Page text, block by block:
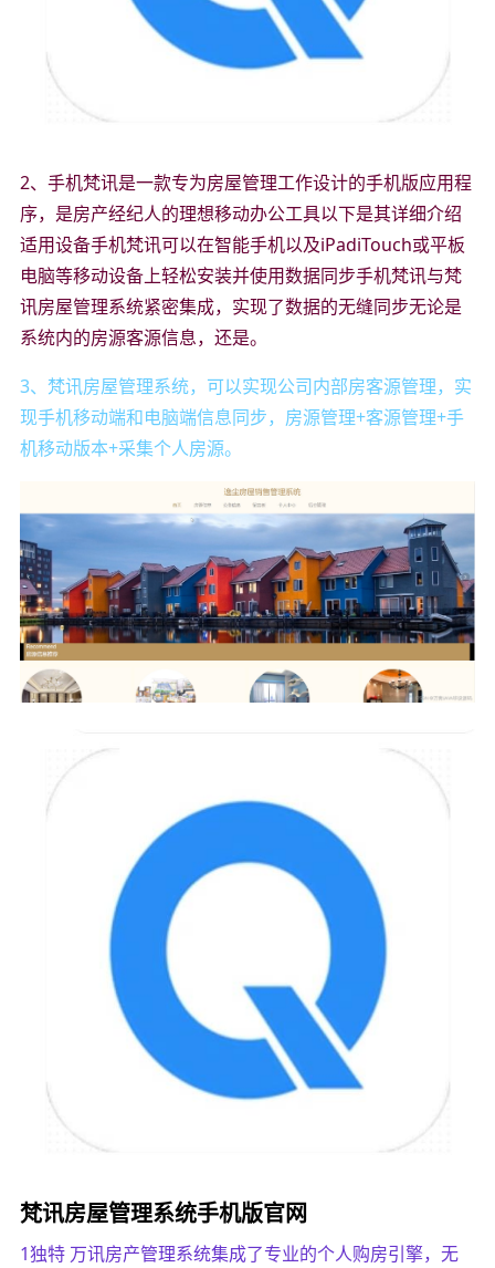
2、手机梵讯是一款专为房屋管理工作设计的手机版应用程
序，是房产经纪人的理想移动办公工具以下是其详细介绍
适用设备手机梵讯可以在智能手机以及iPadiTouch或平板
电脑等移动设备上轻松安装并使用数据同步手机梵讯与梵
讯房屋管理系统紧密集成，实现了数据的无缝同步无论是
系统内的房源客源信息，还是。
3、梵讯房屋管理系统，可以实现公司内部房客源管理，实
现手机移动端和电脑端信息同步，房源管理+客源管理+手
机移动版本+采集个人房源。
梵讯房屋管理系统手机版官网
1独特 万讯房产管理系统集成了专业的个人购房引擎，无